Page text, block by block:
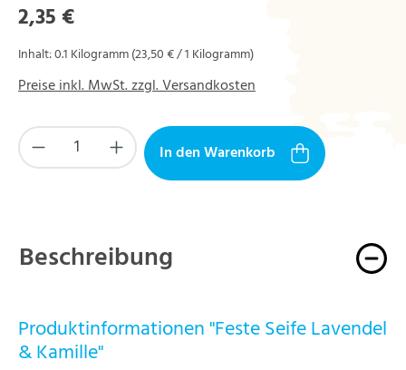
Regulärer Preis:
2,35 €
Inhalt:0.1 Kilogramm(23,50 € / 1 Kilogramm)
Preise inkl. MwSt. zzgl. Versandkosten
Produkt Anzahl: Gib den gewünschten Wert
In den Warenkorb
Beschreibung
Produktinformationen "Feste Seife Lavendel
& Kamille"